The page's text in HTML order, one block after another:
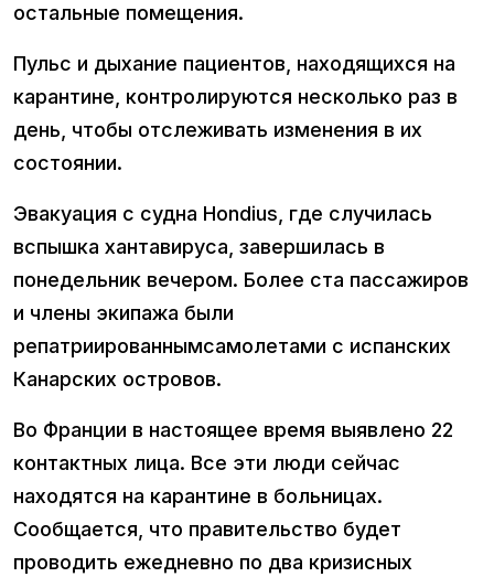
остальные помещения.
Пульс и дыхание пациентов, находящихся на
карантине, контролируются несколько раз в
день, чтобы отслеживать изменения в их
состоянии.
Эвакуация с судна Hondius, где случилась
вспышка хантавируса, завершилась в
понедельник вечером. Более ста пассажиров
и члены экипажа были
репатриированнымсамолетами с испанских
Канарских островов.
Во Франции в настоящее время выявлено 22
контактных лица. Все эти люди сейчас
находятся на карантине в больницах.
Сообщается, что правительство будет
проводить ежедневно по два кризисных